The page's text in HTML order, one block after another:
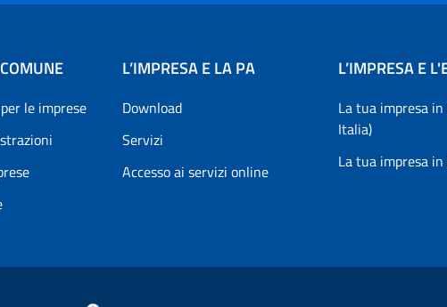
le imprese
L’IMPRESA E LA PA
Download
Servizi
Accesso ai servizi online
L’IMPRESA E
La tua impresa in
Italia)
La tua impresa